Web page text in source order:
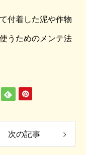
付着した泥や作物
うためのメンテ法
次の記事